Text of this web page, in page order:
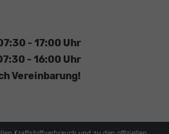
- 17:00 Uhr
- 16:00 Uhr
Vereinbarung!